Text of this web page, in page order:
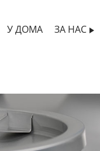
У ДОМА ЗА НАС